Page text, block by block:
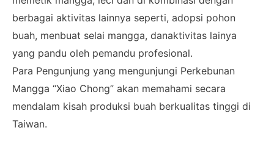
berbagai aktivitas lainnya seperti, adopsi pohon
buah, menbuat selai mangga, danaktivitas lainya
yang pandu oleh pemandu profesional.
Para Pengunjung yang mengunjungi Perkebunan
Mangga “Xiao Chong” akan memahami secara
mendalam kisah produksi buah berkualitas tinggi di
Taiwan.